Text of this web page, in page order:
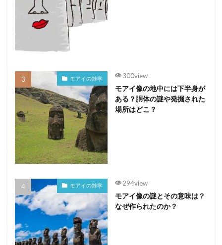
モアイの雑学 300view
モアイ像の地中には下半身が
ある？胴体の謎や発掘された
場所はどこ？
モアイの雑学 294view
モアイ像の謎とその意味は？
なぜ作られたのか？